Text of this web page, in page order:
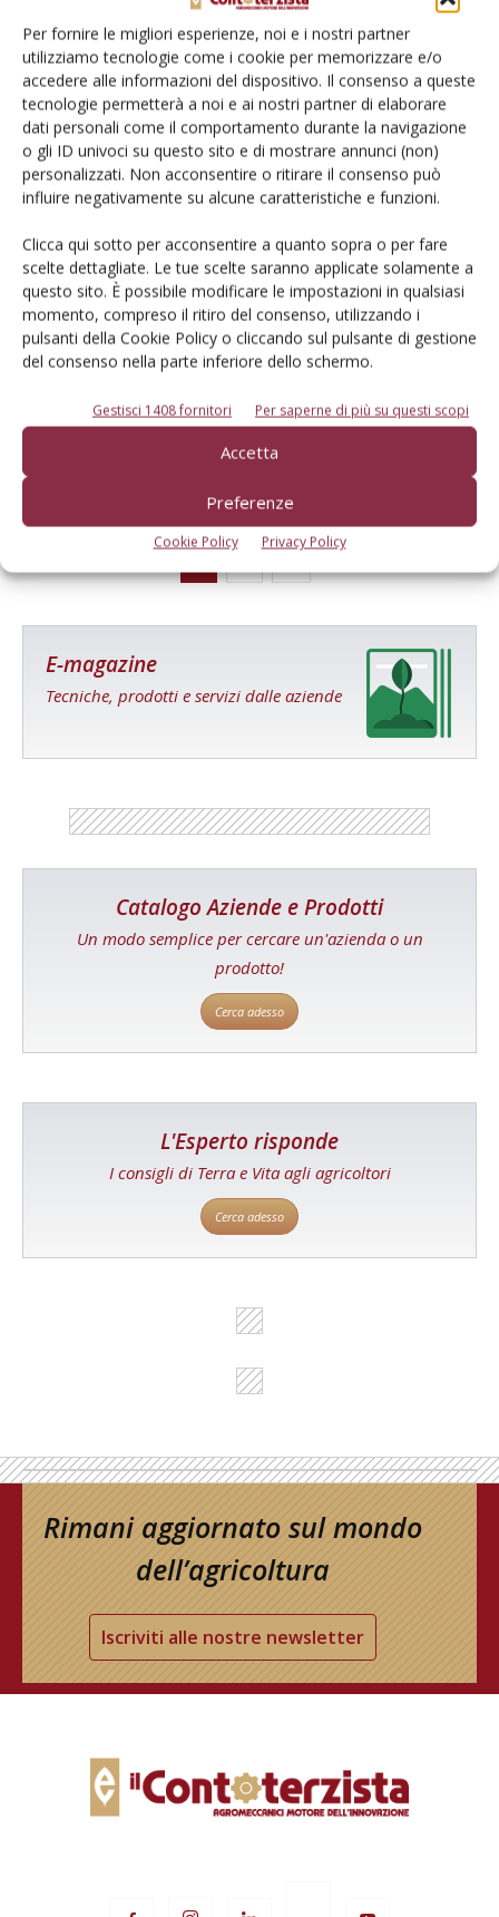
Per fornire le migliori esperienze, noi e i nostri partner
utilizziamo tecnologie come i cookie per memorizzare e/o
accedere alle informazioni del dispositivo. Il consenso a queste
tecnologie permetterà a noi e ai nostri partner di elaborare
dati personali come il comportamento durante la navigazione
o gli ID univoci su questo sito e di mostrare annunci (non)
personalizzati. Non acconsentire o ritirare il consenso può
influire negativamente su alcune caratteristiche e funzioni.
Clicca qui sotto per acconsentire a quanto sopra o per fare
scelte dettagliate. Le tue scelte saranno applicate solamente a
questo sito. È possibile modificare le impostazioni in qualsiasi
momento, compreso il ritiro del consenso, utilizzando i
pulsanti della Cookie Policy o cliccando sul pulsante di gestione
del consenso nella parte inferiore dello schermo.
Gestisci 1408 fornitori Per saperne di più su questi scopi
Accetta
Preferenze
Cookie Policy Privacy Policy
Sima 2017 tra luci e ombre
Di Francesco Bartolozzi- 13 Marzo 2017
Sima, i pneumatici sul gradino più alto del
podio
Di Francesco Bartolozzi
E-magazine
Tecniche, prodotti e servizi dalle aziende
Catalogo Aziende e Prodotti
Un modo semplice per cercare un'azienda o un
prodotto!
Cerca adesso
L'Esperto risponde
I consigli di Terra e Vita agli agricoltori
Cerca adesso
Rimani aggiornato sul mondo
dell’agricoltura
Iscriviti alle nostre newsletter